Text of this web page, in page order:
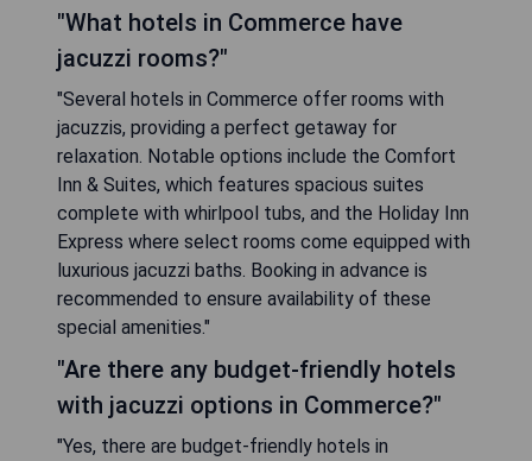
"What hotels in Commerce have
jacuzzi rooms?"
"Several hotels in Commerce offer rooms with
jacuzzis, providing a perfect getaway for
relaxation. Notable options include the Comfort
Inn & Suites, which features spacious suites
complete with whirlpool tubs, and the Holiday Inn
Express where select rooms come equipped with
luxurious jacuzzi baths. Booking in advance is
recommended to ensure availability of these
special amenities."
"Are there any budget-friendly hotels
with jacuzzi options in Commerce?"
"Yes, there are budget-friendly hotels in